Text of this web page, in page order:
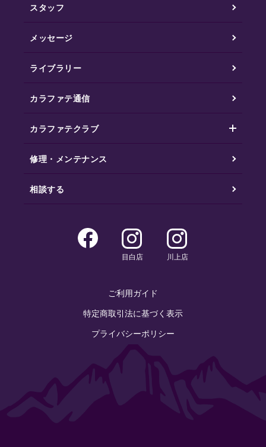
スタッフ
メッセージ
ライブラリー
カラファテ通信
カラファテクラブ
修理・メンテナンス
相談する
目白店 川上店
ご利用ガイド
特定商取引法に基づく表示
プライバシーポリシー